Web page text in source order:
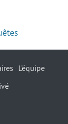
L’équipe